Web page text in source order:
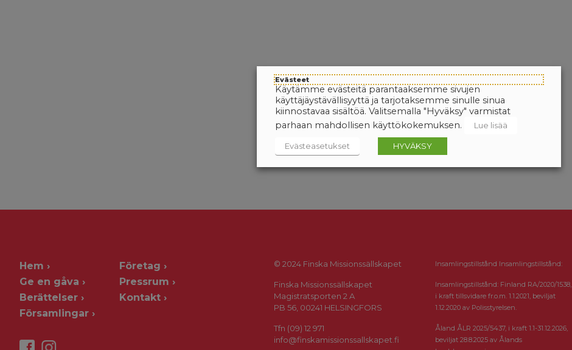
Hem
Ge en gåva
Berättelser
Församlingar
Företag
Pressrum
Kontakt
© 2024 Finska Missionssällskapet
Finska Missionssällskapet
Magistratsporten 2 A
PB 56, 00241 HELSINGFORS
Tfn (09) 12 971
info@finskamissionssallskapet.fi
Insamlingstillstånd Insamlingstillstånd:
Insamlingstillstånd: Finland RA/2020/1538,
i kraft tillsvidare fr.o.m. 1.1.2021, beviljat
1.12.2020 av Polisstyrelsen.
Åland ÅLR 2025/5437, i kraft 1.1-31.12.2026,
beviljat 28.8.2025 av Ålands
Evästeet
Käytämme evästeitä parantaaksemme sivujen
käyttäjäystävällisyyttä ja tarjotaksemme sinulle sinua
kiinnostavaa sisältöä. Valitsemalla "Hyväksy" varmistat
parhaan mahdollisen käyttökokemuksen.
Lue lisää
Evästeasetukset HYVÄKSY